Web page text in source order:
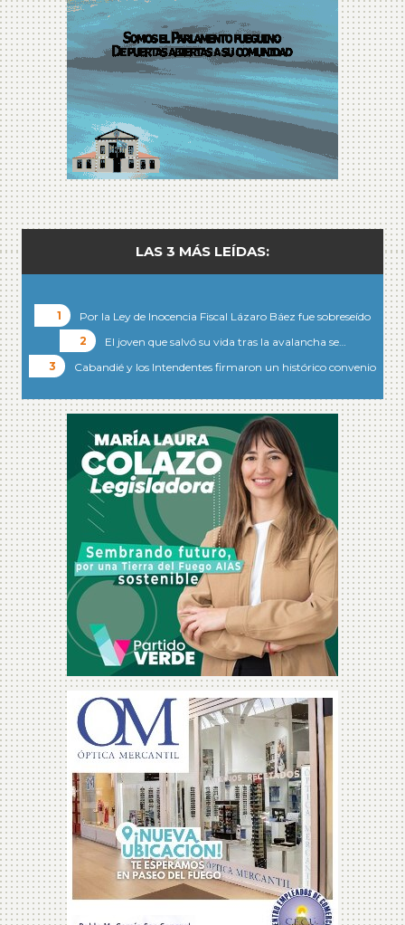
LAS 3 MÁS LEÍDAS:
Por la Ley de Inocencia Fiscal Lázaro Báez fue sobreseído
El joven que salvó su vida tras la avalancha se…
Cabandié y los Intendentes firmaron un histórico convenio